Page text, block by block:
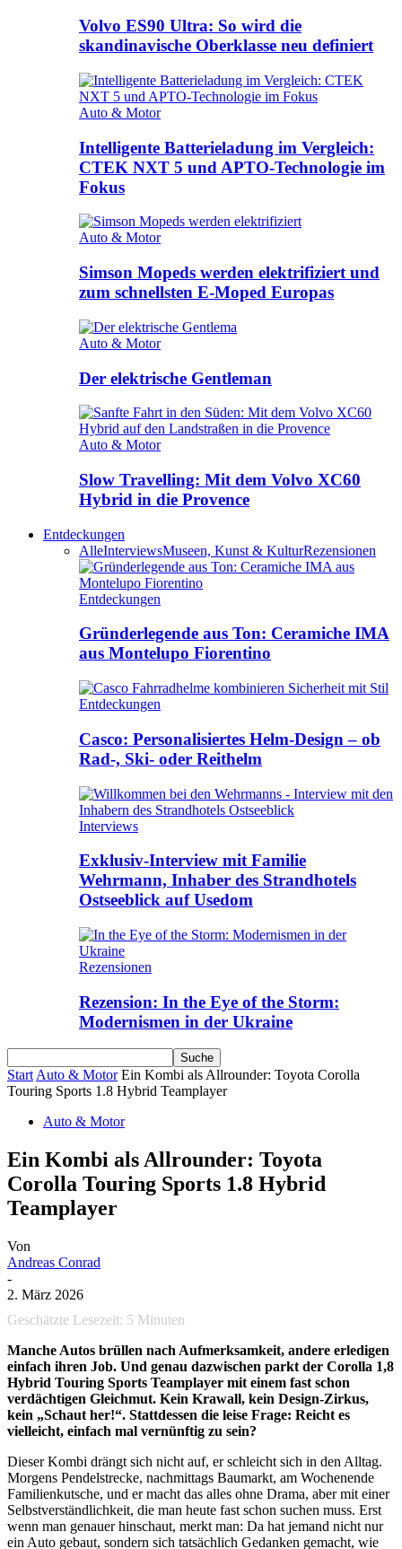
Volvo ES90 Ultra: So wird die
skandinavische Oberklasse neu definiert
Auto & Motor
Intelligente Batterieladung im Vergleich:
CTEK NXT 5 und APTO-Technologie im
Fokus
Auto & Motor
Simson Mopeds werden elektrifiziert und
zum schnellsten E-Moped Europas
Auto & Motor
Der elektrische Gentleman
Auto & Motor
Slow Travelling: Mit dem Volvo XC60
Hybrid in die Provence
Entdeckungen
AlleInterviewsMuseen, Kunst & KulturRezensionen
Entdeckungen
Gründerlegende aus Ton: Ceramiche IMA
aus Montelupo Fiorentino
Entdeckungen
Casco: Personalisiertes Helm-Design – ob
Rad-, Ski- oder Reithelm
Interviews
Exklusiv-Interview mit Familie
Wehrmann, Inhaber des Strandhotels
Ostseeblick auf Usedom
Rezensionen
Rezension: In the Eye of the Storm:
Modernismen in der Ukraine
StartAuto & Motor Ein Kombi als Allrounder: Toyota Corolla
Touring Sports 1.8 Hybrid Teamplayer
Auto & Motor
Ein Kombi als Allrounder: Toyota
Corolla Touring Sports 1.8 Hybrid
Teamplayer
Von
Andreas Conrad
-
2. März 2026
Geschätzte Lesezeit: 5 Minuten
Manche Autos brüllen nach Aufmerksamkeit, andere erledigen
einfach ihren Job. Und genau dazwischen parkt der Corolla 1,8
Hybrid Touring Sports Teamplayer mit einem fast schon
verdächtigen Gleichmut. Kein Krawall, kein Design-Zirkus,
kein „Schaut her!“. Stattdessen die leise Frage: Reicht es
vielleicht, einfach mal vernünftig zu sein?
Dieser Kombi drängt sich nicht auf, er schleicht sich in den Alltag.
Morgens Pendelstrecke, nachmittags Baumarkt, am Wochenende
Familienkutsche, und er macht das alles ohne Drama, aber mit einer
Selbstverständlichkeit, die man heute fast schon suchen muss. Erst
wenn man genauer hinschaut, merkt man: Da hat jemand nicht nur
ein Auto gebaut, sondern sich tatsächlich Gedanken gemacht, wie